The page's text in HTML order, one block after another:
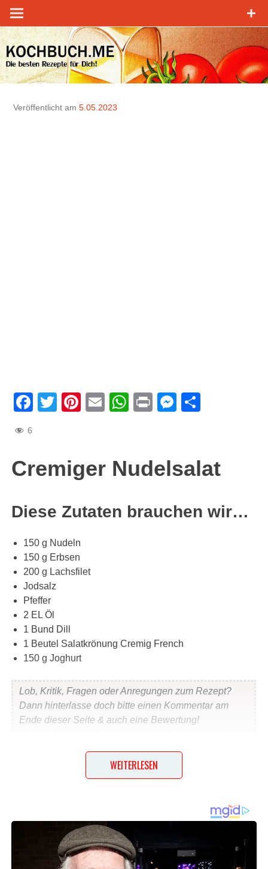
Zum
Inhalt
springen
Veröffentlicht am 5.05.2023
Facebook
TwitterPinterest
EmailWhatsApp
Print
6
Cremiger Nudelsalat
Diese Zutaten brauchen wir…
150 g Nudeln
150 g Erbsen
200 g Lachsfilet
Jodsalz
Pfeffer
2 EL Öl
1 Bund Dill
1 Beutel Salatkrönung Cremig French
150 g Joghurt
Lob, Kritik, Fragen oder Anregungen zum Rezept?
Dann hinterlasse doch bitte einen Kommentar am
Ende dieser Seite & auch eine Bewertung!
Und so wird es gemacht…
Minuten vor Ende der Garzeit Erbsen zugeben. Alles
aufkochen und zu Ende garen. Lachsfilet waschen,
trocken tupfen und in ca. 3 cm große Würfel schneiden.
Mit Salz und Pfeffer würzen. Öl in einer Pfanne erhitzen
und die Lachswürfel rundum braten. Dill waschen,
WEITERLESEN